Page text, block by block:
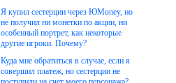
Я купил сестерции через ЮMoney, но
не получил ни монетки по акции, ни
особенный портрет, как некоторые
другие игроки. Почему?
Куда мне обратиться в случае, если я
совершил платеж, но сестерции не